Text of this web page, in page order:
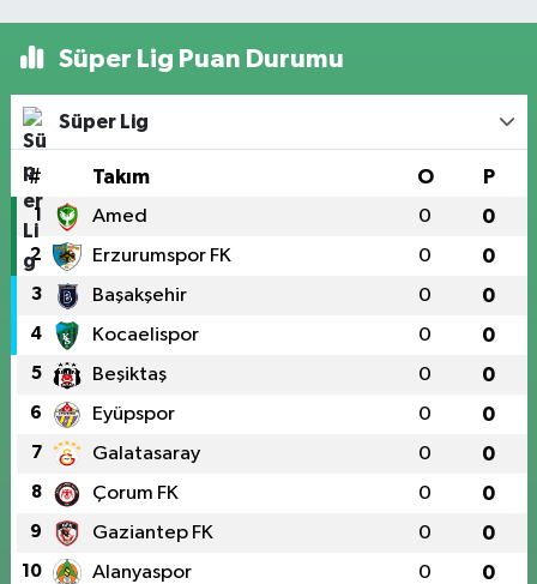
Süper Lig Puan Durumu
Süper Lig
# Takım O P
1 Amed 0 0
2 Erzurumspor FK 0 0
3 Başakşehir 0 0
4 Kocaelispor 0 0
5 Beşiktaş 0 0
6 Eyüpspor 0 0
7 Galatasaray 0 0
8 Çorum FK 0 0
9 Gaziantep FK 0 0
10 Alanyaspor 0 0